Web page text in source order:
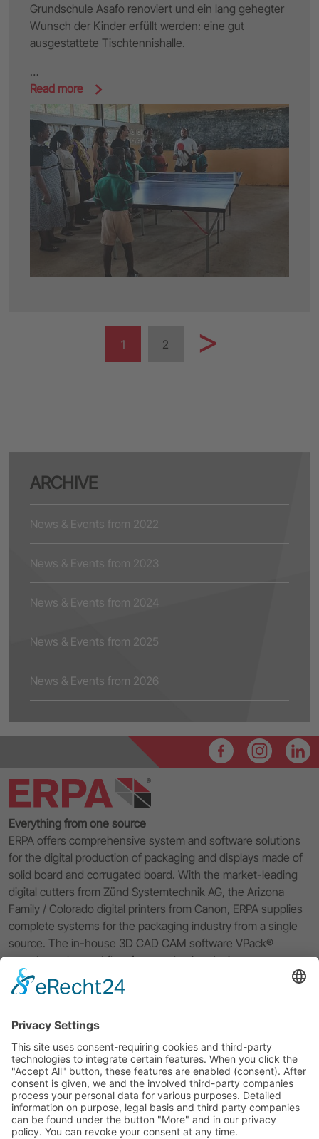
Grundschule Asafo renoviert und ein lang gehegter
Wunsch der Kinder erfüllt werden: eine gut
ausgestattete Tischtennishalle.
…
Read more
1 2
ARCHIVE
News & Events from 2022
News & Events from 2023
News & Events from 2024
News & Events from 2025
News & Events from 2026
Everything from one source
ERPA offers comprehensive system and software solutions
for the digital production of packaging and displays made of
solid board and corrugated board. With the market-leading
digital cutters from Zünd Systemtechnik AG, the Arizona
Family / Colorado digital printers from Canon, ERPA supplies
complete systems for the packaging industry from a single
source. The in-house 3D CAD CAM software VPack®
completes the workflow from packaging design to
prototyping and digital small batch production of your
packaging solution. With excellent service and 40 years of
your workflow.
Imprint Privacy Policy
ERPA Systeme GmbH
Software and system solutions for the packaging industry